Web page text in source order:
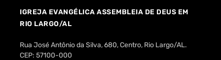
IGREJA EVANGÉLICA ASSEMBLEIA DE DEUS EM
RIO LARGO/AL
Rua José Antônio da Silva, 680, Centro, Rio Largo/AL.
CEP: 57100-000